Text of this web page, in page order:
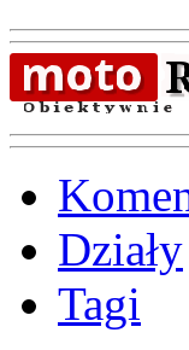
Działy
Tagi